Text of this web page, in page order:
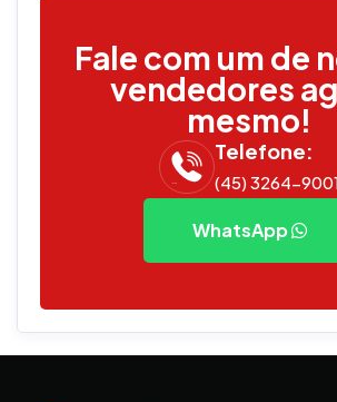
Fale com um de
vendedores
mesmo!
Telefone:
(45) 3264-
WhatsApp